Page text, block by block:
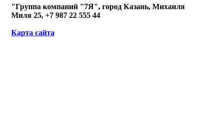
"Группа компаний "7Я", город Казань, Михаиля
Миля 25, +7 987 22 555 44
Карта сайта